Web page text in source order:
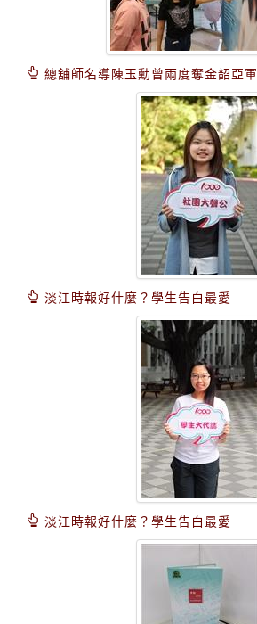
總舖師名導陳玉勳曾兩度奪金韶亞軍
淡江時報好什麼？學生告白最愛
淡江時報好什麼？學生告白最愛